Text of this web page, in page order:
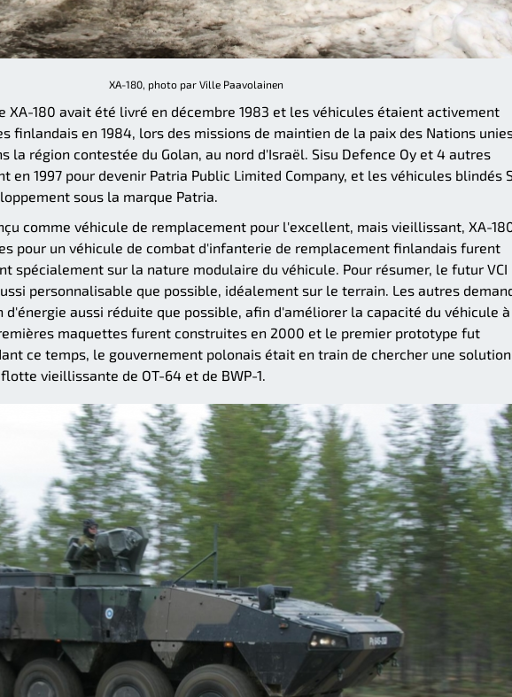
XA-180, photo par Ville Paavolainen
XA-180 avait été livré en décembre 1983 et les véhicules étaient activement
finlandais en 1984, lors des missions de maintien de la paix des Nations
la région contestée du Golan, au nord d'Israël. Sisu Defence Oy et 4 autres
en 1997 pour devenir Patria Public Limited Company, et les véhicules blindés
sous la marque Patria.
comme véhicule de remplacement pour l'excellent, mais vieillissant, XA-
pour un véhicule de combat d'infanterie de remplacement finlandais furent
spécialement sur la nature modulaire du véhicule. Pour résumer, le futur VCI
personnalisable que possible, idéalement sur le terrain. Les autres
d'énergie aussi réduite que possible, afin d'améliorer la capacité du véhicule à
maquettes furent construites en 2000 et le premier prototype fut
ce temps, le gouvernement polonais était en train de chercher une
vieillissante de OT-64 et de BWP-1.